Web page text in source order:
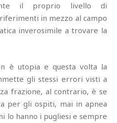
il proprio livello di
in mezzo al campo
inverosimile a trovare la
è utopia e questa volta la
gli stessi errori visti a
frazione, al contrario, è se
per gli ospiti, mai in apnea
lo hanno i pugliesi e sempre